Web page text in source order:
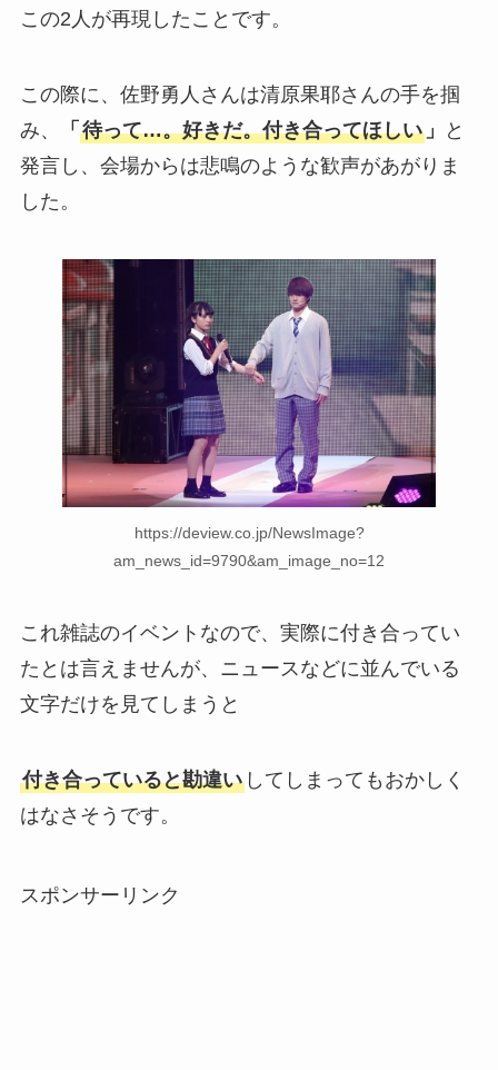
この2人が再現したことです。
この際に、佐野勇人さんは清原果耶さんの手を掴
み、
「 待って…。好きだ。付き合ってほしい」
と
発言し、会場からは悲鳴のような歓声があがりま
した。
https://deview.co.jp/NewsImage?
am_news_id=9790&am_image_no=12
これ雑誌のイベントなので、実際に付き合ってい
たとは言えませんが、ニュースなどに並んでいる
文字だけを見てしまうと
付き合っていると勘違いしてしまってもおかしく
はなさそうです。
スポンサーリンク